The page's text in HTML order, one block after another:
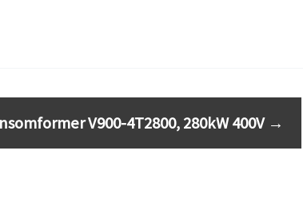
V900-4T2800, 280kW 400V →